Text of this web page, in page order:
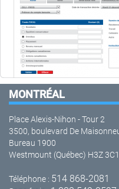
MONTRÉAL
Place Alexis-Nihon - Tour 2
3500, boulevard De
Bureau 1900
Westmount (Québec) H3Z 3C1
Téléphone : 514 868-2081